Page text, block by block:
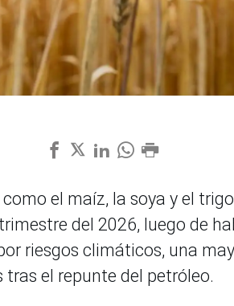
el maíz, la soya y el
del 2026, luego de
riesgos climáticos, una
el repunte del petróleo.